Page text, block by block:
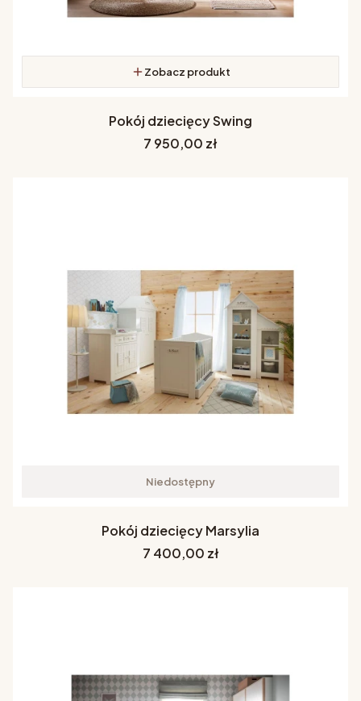
Zobacz produkt
Pokój dziecięcy Swing
Cena
7 950,00 zł
Niedostępny
Pokój dziecięcy Marsylia
Cena
7 400,00 zł